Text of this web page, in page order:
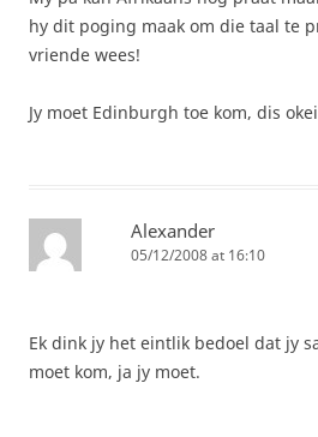
hy dit poging maak om die taal te
vriende wees!
Jy moet Edinburgh toe kom, dis
Alexander
05/12/2008 at 16:10
Ek dink jy het eintlik bedoel dat jy
moet kom, ja jy moet.